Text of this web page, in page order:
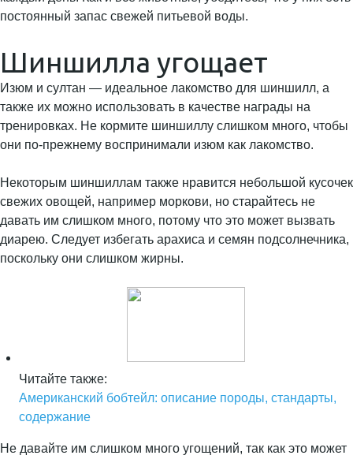
постоянный запас свежей питьевой воды.
Шиншилла угощает
Изюм и султан — идеальное лакомство для шиншилл, а
также их можно использовать в качестве награды на
тренировках. Не кормите шиншиллу слишком много, чтобы
они по-прежнему воспринимали изюм как лакомство.
Некоторым шиншиллам также нравится небольшой кусочек
свежих овощей, например моркови, но старайтесь не
давать им слишком много, потому что это может вызвать
диарею. Следует избегать арахиса и семян подсолнечника,
поскольку они слишком жирны.
Читайте также:
Американский бобтейл: описание породы, стандарты,
содержание
Не давайте им слишком много угощений, так как это может